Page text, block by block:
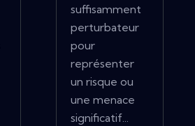
suffisamment
perturbateur
pour
représenter
un risque ou
une menace
significatif...